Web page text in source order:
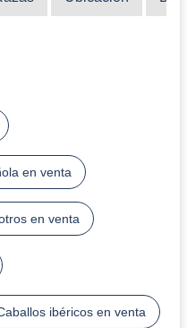
en venta
en venta
ibéricos en venta